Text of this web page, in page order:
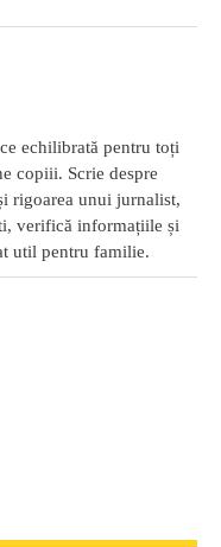
echilibrată pentru toți
copiii. Scrie despre
rigoarea unui jurnalist,
verifică informațiile și
util pentru familie.